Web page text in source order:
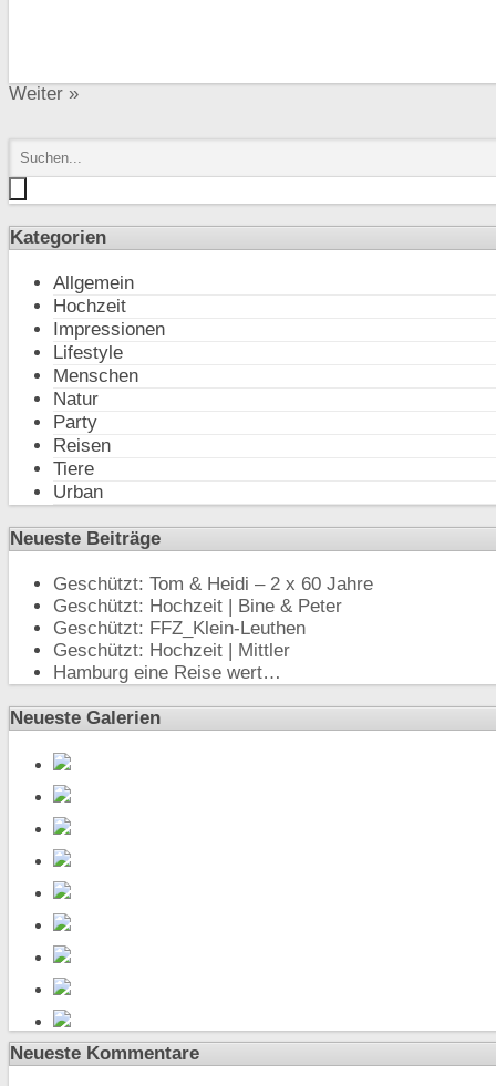
Weiter »
Kategorien
Allgemein
Hochzeit
Impressionen
Lifestyle
Menschen
Natur
Party
Reisen
Tiere
Urban
Neueste Beiträge
Geschützt: Tom & Heidi – 2 x 60 Jahre
Geschützt: Hochzeit | Bine & Peter
Geschützt: FFZ_Klein-Leuthen
Geschützt: Hochzeit | Mittler
Hamburg eine Reise wert…
Neueste Galerien
Neueste Kommentare